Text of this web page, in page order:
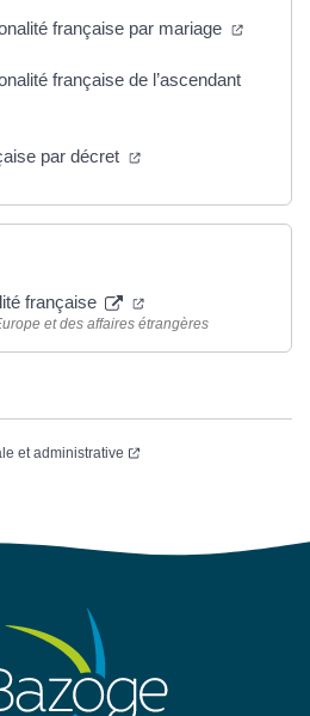
française par mariage
française de l’ascendant
par décret
française
et des affaires étrangères
et administrative